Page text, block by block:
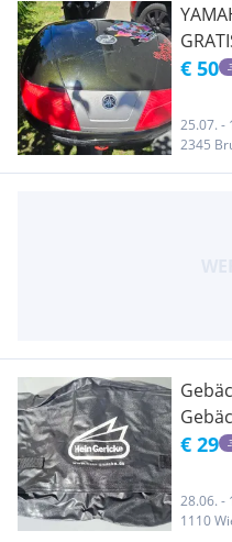
€ 50
25.07. -
2345
Tank
€ 29
28.06. -
1110